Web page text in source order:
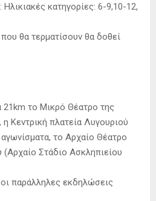
κατηγορίες: 6-9,10-12,
θα τερματίσουν θα δοθεί
21km το Μικρό Θέατρο της
Κεντρική πλατεία Λυγουριού
το Αρχαίο Θέατρο
Στάδιο Ασκληπιείου
παράλληλες εκδηλώσεις